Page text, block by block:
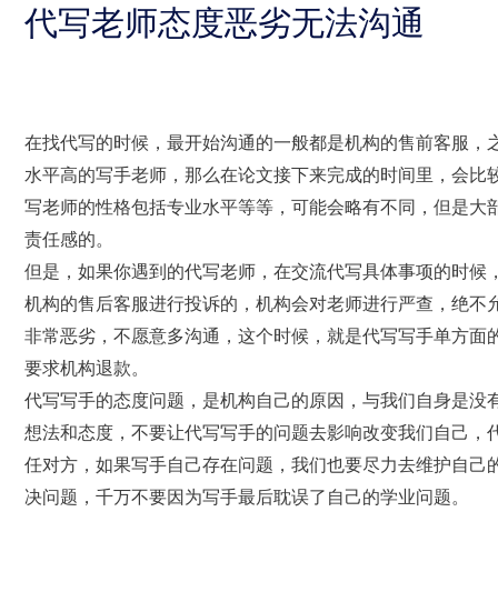
代写老师态度恶劣无法沟通
在找代写的时候，最开始沟通的一般都是机构的售前客服
水平高的写手老师，那么在论文接下来完成的时间里，会
写老师的性格包括专业水平等等，可能会略有不同，但是
责任感的。
但是，如果你遇到的代写老师，在交流代写具体事项的时
机构的售后客服进行投诉的，机构会对老师进行严查，绝
非常恶劣，不愿意多沟通，这个时候，就是代写写手单方
要求机构退款。
代写写手的态度问题，是机构自己的原因，与我们自身是
想法和态度，不要让代写写手的问题去影响改变我们自己
任对方，如果写手自己存在问题，我们也要尽力去维护自
决问题，千万不要因为写手最后耽误了自己的学业问题。